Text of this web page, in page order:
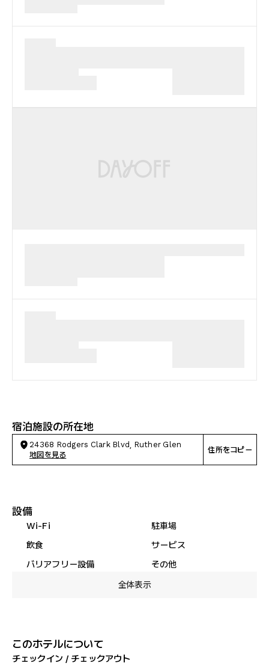
宿泊施設の所在地
24368 Rodgers Clark Blvd, Ruther Glen
地図を見る
住所をコピー
設備
Wi-Fi
駐車場
飲食
サービス
バリアフリー設備
その他
全体表示
このホテルについて
チェックイン / チェックアウト